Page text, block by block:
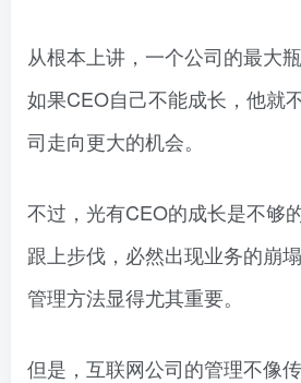
从根本上讲，一个公司的最大
如果CEO自己不能成长，他就
司走向更大的机会。
不过，光有CEO的成长是不够
跟上步伐，必然出现业务的崩
管理方法显得尤其重要。
但是，互联网公司的管理不像